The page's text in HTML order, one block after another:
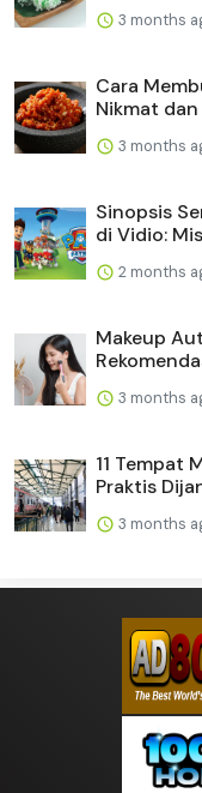
3 months
Cara
Nikmat dan
3 months
Sinopsis
di Vidio:
2 months
Makeup
3 months
11 Tempat
Praktis
3 months